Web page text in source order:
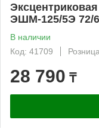
ЭШМ-125/5Э 72/
В наличии
Код: 41709
Розница
28 790 ₸